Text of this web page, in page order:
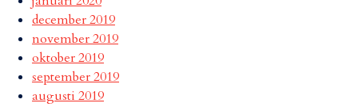
december 2019
november 2019
oktober 2019
september 2019
augusti 2019